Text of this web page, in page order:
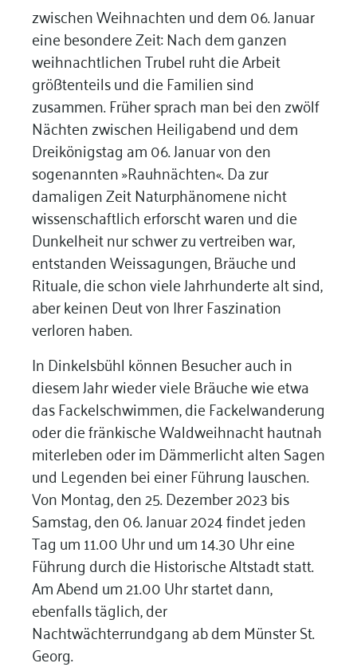
zwischen Weihnachten und dem 06. Januar
eine besondere Zeit: Nach dem ganzen
weihnachtlichen Trubel ruht die Arbeit
größtenteils und die Familien sind
zusammen. Früher sprach man bei den zwölf
Nächten zwischen Heiligabend und dem
Dreikönigstag am 06. Januar von den
sogenannten »Rauhnächten«. Da zur
damaligen Zeit Naturphänomene nicht
wissenschaftlich erforscht waren und die
Dunkelheit nur schwer zu vertreiben war,
entstanden Weissagungen, Bräuche und
Rituale, die schon viele Jahrhunderte alt sind,
aber keinen Deut von Ihrer Faszination
verloren haben.
In Dinkelsbühl können Besucher auch in
diesem Jahr wieder viele Bräuche wie etwa
das Fackelschwimmen, die Fackelwanderung
oder die fränkische Waldweihnacht hautnah
miterleben oder im Dämmerlicht alten Sagen
und Legenden bei einer Führung lauschen.
Von Montag, den 25. Dezember 2023 bis
Samstag, den 06. Januar 2024 findet jeden
Tag um 11.00 Uhr und um 14.30 Uhr eine
Führung durch die Historische Altstadt statt.
Am Abend um 21.00 Uhr startet dann,
ebenfalls täglich, der
Nachtwächterrundgang ab dem Münster St.
Georg.